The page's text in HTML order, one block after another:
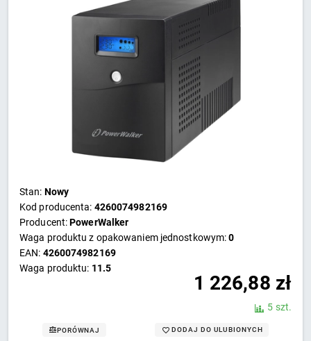
Stan: Nowy
Kod producenta: 4260074982169
Producent:PowerWalker
Waga produktu z opakowaniem jednostkowym:0
EAN: 4260074982169
Waga produktu: 11.5
1 226,88 zł
5 szt.
PORÓWNAJ DODAJ DO ULUBIONYCH